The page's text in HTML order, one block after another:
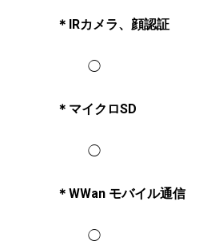
＊IRカメラ、顔認証
◯
＊マイクロSD
◯
＊WWan モバイル通信
◯